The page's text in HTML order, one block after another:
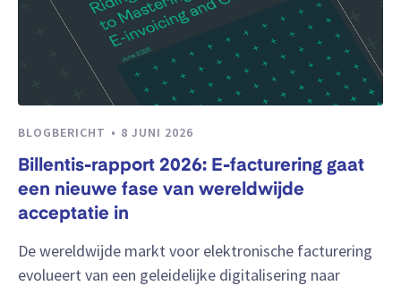
BLOGBERICHT 8 JUNI 2026
Billentis-rapport 2026: E-facturering gaat
een nieuwe fase van wereldwijde
acceptatie in
De wereldwijde markt voor elektronische facturering
evolueert van een geleidelijke digitalisering naar